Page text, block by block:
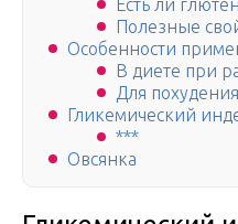
Есть ли
Полезные
Особенности
В диете при
Для похудения
Гликемический
***
Овсянка